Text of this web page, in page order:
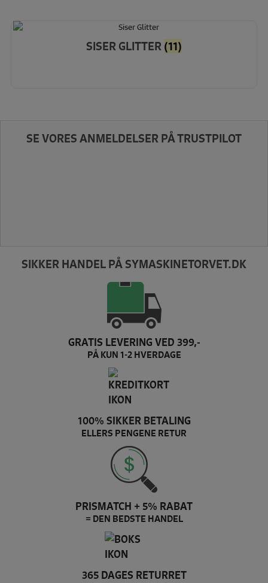
SISER GLITTER (11)
SE VORES ANMELDELSER PÅ TRUSTPILOT
SIKKER HANDEL PÅ SYMASKINETORVET.DK
GRATIS LEVERING VED 399,-
PÅ KUN 1-2 HVERDAGE
100% SIKKER BETALING
ELLERS PENGENE RETUR
PRISMATCH + 5% RABAT
= DEN BEDSTE HANDEL
365 DAGES RETURRET